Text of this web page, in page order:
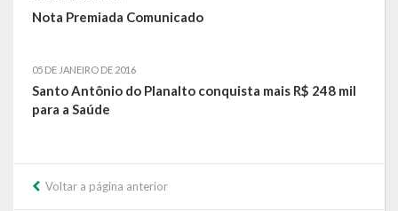
Publicações Diversas
Eleições Conselho Tutelar
Nota Premiada Comunicado
05 DE JANEIRO DE 2016
Santo Antônio do Planalto conquista mais R$ 248 mil
para a Saúde
Voltar a página anterior